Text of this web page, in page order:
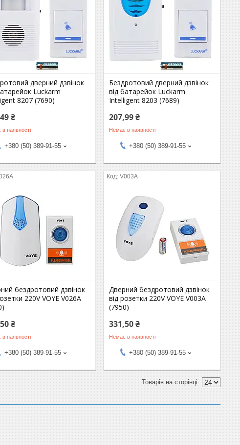
дверний дзвінок
Luckarm
8207 (7690)
₴
наявності
+380 (50) 389-91-55
Бездротовий дверний дзвінок
від батарейок Luckarm
Intelligent 8203 (7689)
207,99 ₴
Немає в наявності
+380 (50) 389-91-55
бездротовий дзвінок
220V VOYE V026A
₴
наявності
+380 (50) 389-91-55
V003A
Дверний бездротовий дзвінок
від розетки 220V VOYE V003A
(7950)
331,50 ₴
Немає в наявності
+380 (50) 389-91-55